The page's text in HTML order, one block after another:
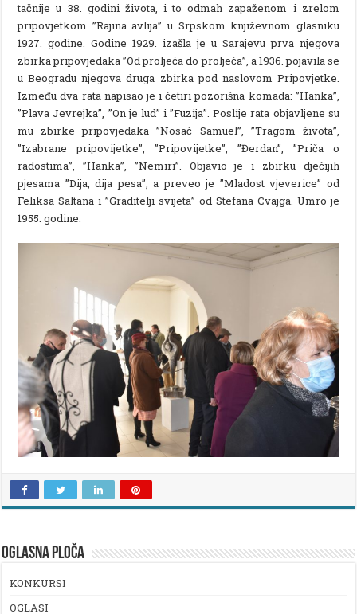
tačnije u 38. godini života, i to odmah zapaženom i zrelom
pripovjetkom ”Rajina avlija” u Srpskom književnom glasniku
1927. godine. Godine 1929. izašla je u Sarajevu prva njegova
zbirka pripovjedaka ”Od proljeća do proljeća”, a 1936. pojavila se
u Beogradu njegova druga zbirka pod naslovom Pripovjetke.
Između dva rata napisao je i četiri pozorišna komada: ”Hanka”,
”Plava Jevrejka”, ”On je lud” i ”Fuzija”. Poslije rata objavljene su
mu zbirke pripovjedaka ”Nosač Samuel”, ”Tragom života”,
”Izabrane pripovijetke”, ”Pripovijetke”, ”Đerdan”, ”Priča o
radostima”, ”Hanka”, ”Nemiri”. Objavio je i zbirku dječijih
pjesama ”Dija, dija pesa”, a preveo je ”Mladost vjeverice” od
Feliksa Saltana i ”Graditelji svijeta” od Stefana Cvajga. Umro je
1955. godine.
OGLASNA PLOČA
KONKURSI
OGLASI